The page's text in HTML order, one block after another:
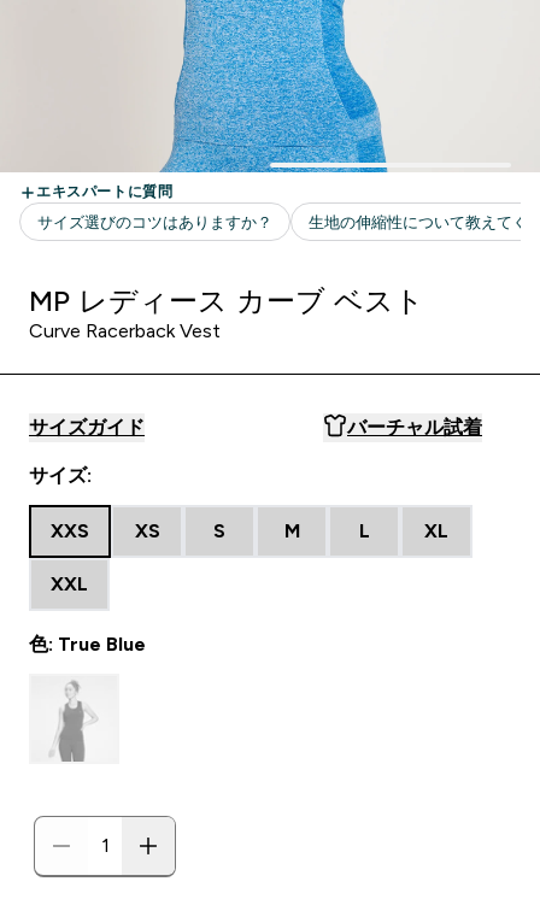
MP レディース カーブ ベスト
Curve Racerback Vest
サイズガイド バーチャル試着
サイズ:
XXS XS S M L XL
XXL
色: True Blue